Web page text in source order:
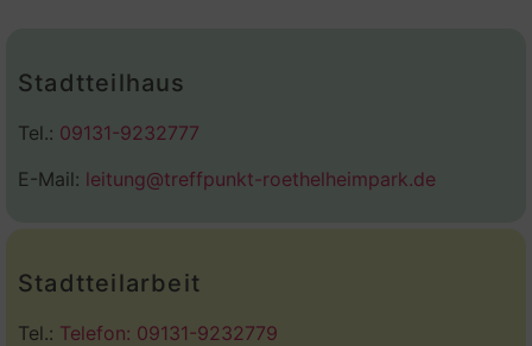
Stadtteilhaus
Tel.: 09131-9232777
E-Mail: leitung@treffpunkt-roethelheimpark.de
Stadtteilarbeit
Tel.: Telefon: 09131-9232779